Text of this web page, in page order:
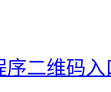
序二维码入